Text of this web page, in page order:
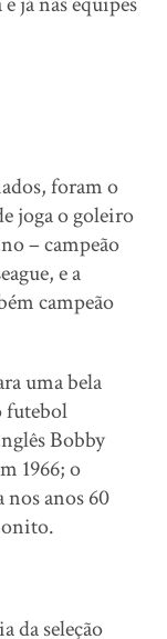
foram o
joga o goleiro
– campeão
e a
campeão
uma bela
futebol
Bobby
1966; o
nos anos 60
da seleção